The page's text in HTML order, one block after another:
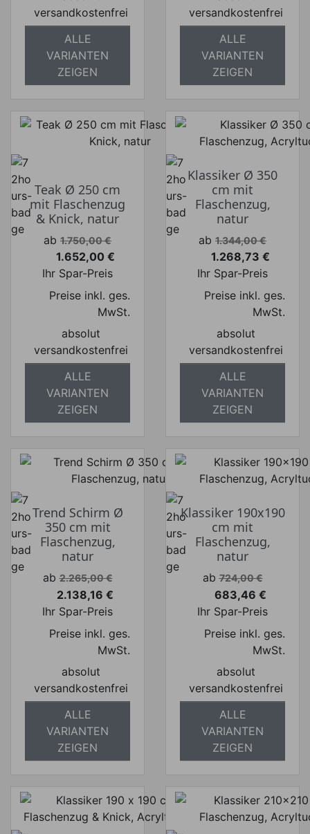
versandkostenfrei
ALLE
VARIANTEN
ZEIGEN
versandkostenfrei
ALLE
VARIANTEN
ZEIGEN
Teak Ø 250 cm
mit Flaschenzug
& Knick, natur
Verkaufspreis
ab 1.750,00 €
Preis
1.652,00 €
Ihr Spar-Preis
Preise inkl. ges.
MwSt.
absolut
versandkostenfrei
ALLE
VARIANTEN
ZEIGEN
Klassiker Ø 350
cm mit
Flaschenzug,
natur
Verkaufspreis
ab 1.344,00 €
Preis
1.268,73 €
Ihr Spar-Preis
Preise inkl. ges.
MwSt.
absolut
versandkostenfrei
ALLE
VARIANTEN
ZEIGEN
Trend Schirm Ø
350 cm mit
Flaschenzug,
natur
Verkaufspreis
ab 2.265,00 €
Preis
2.138,16 €
Ihr Spar-Preis
Preise inkl. ges.
MwSt.
absolut
versandkostenfrei
ALLE
VARIANTEN
ZEIGEN
Klassiker 190x190
cm mit
Flaschenzug,
natur
Verkaufspreis
ab 724,00 €
Preis
683,46 €
Ihr Spar-Preis
Preise inkl. ges.
MwSt.
absolut
versandkostenfrei
ALLE
VARIANTEN
ZEIGEN